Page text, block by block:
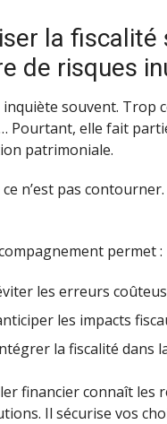
la fiscalité
de risques
inquiète souvent. Trop
Pourtant, elle fait
patrimoniale.
n’est pas contourner.
permet :
les erreurs
les impacts
la fiscalité dans
financier connaît les
Il sécurise vos